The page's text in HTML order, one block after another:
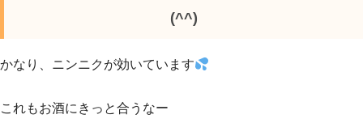
(^^)
かなり、ニンニクが効いています
これもお酒にきっと合うなー